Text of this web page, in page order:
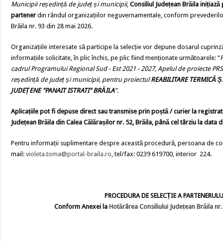
Municipii reședință de județ și municipii,Consiliul Județean Brăila
partenerdin rândul organizațiilor neguvernamentale, conform
Brăila nr. 93 din 28 mai 2026.
Organizațiile interesate să participe la selecție vor depune dosarul
informațiile solicitate, în plic închis, pe plic fiind menționate următoarele: ”
cadrul Programului Regional Sud - Est 2021 - 2027, Apelul de proiecte
reședință de județși municipii, pentru proiectulREABILITARE TERMICĂ
JUDEȚENE "PANAIT ISTRATI" BRĂILA”.
Aplicațiile pot fi depuse direct sau transmise prin poștă / curier la
Județean Brăila din Calea Călărașilor nr. 52, Brăila, până cel târziu la data
Pentru informații suplimentare despre această procedură, persoana de
mail:violeta.toma@portal-braila.ro, tel/fax: 0239 619700, interior 224.
PROCEDURA DE SELECȚIE A
Conform Anexei la Hotărârea Consiliului Județean Brăila